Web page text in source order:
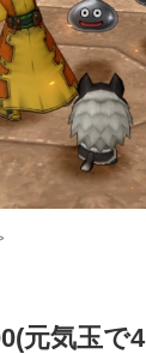
元気玉